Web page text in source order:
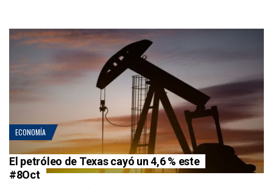
ECONOMÍA
El petróleo de Texas cayó un 4,6 % este
#8Oct